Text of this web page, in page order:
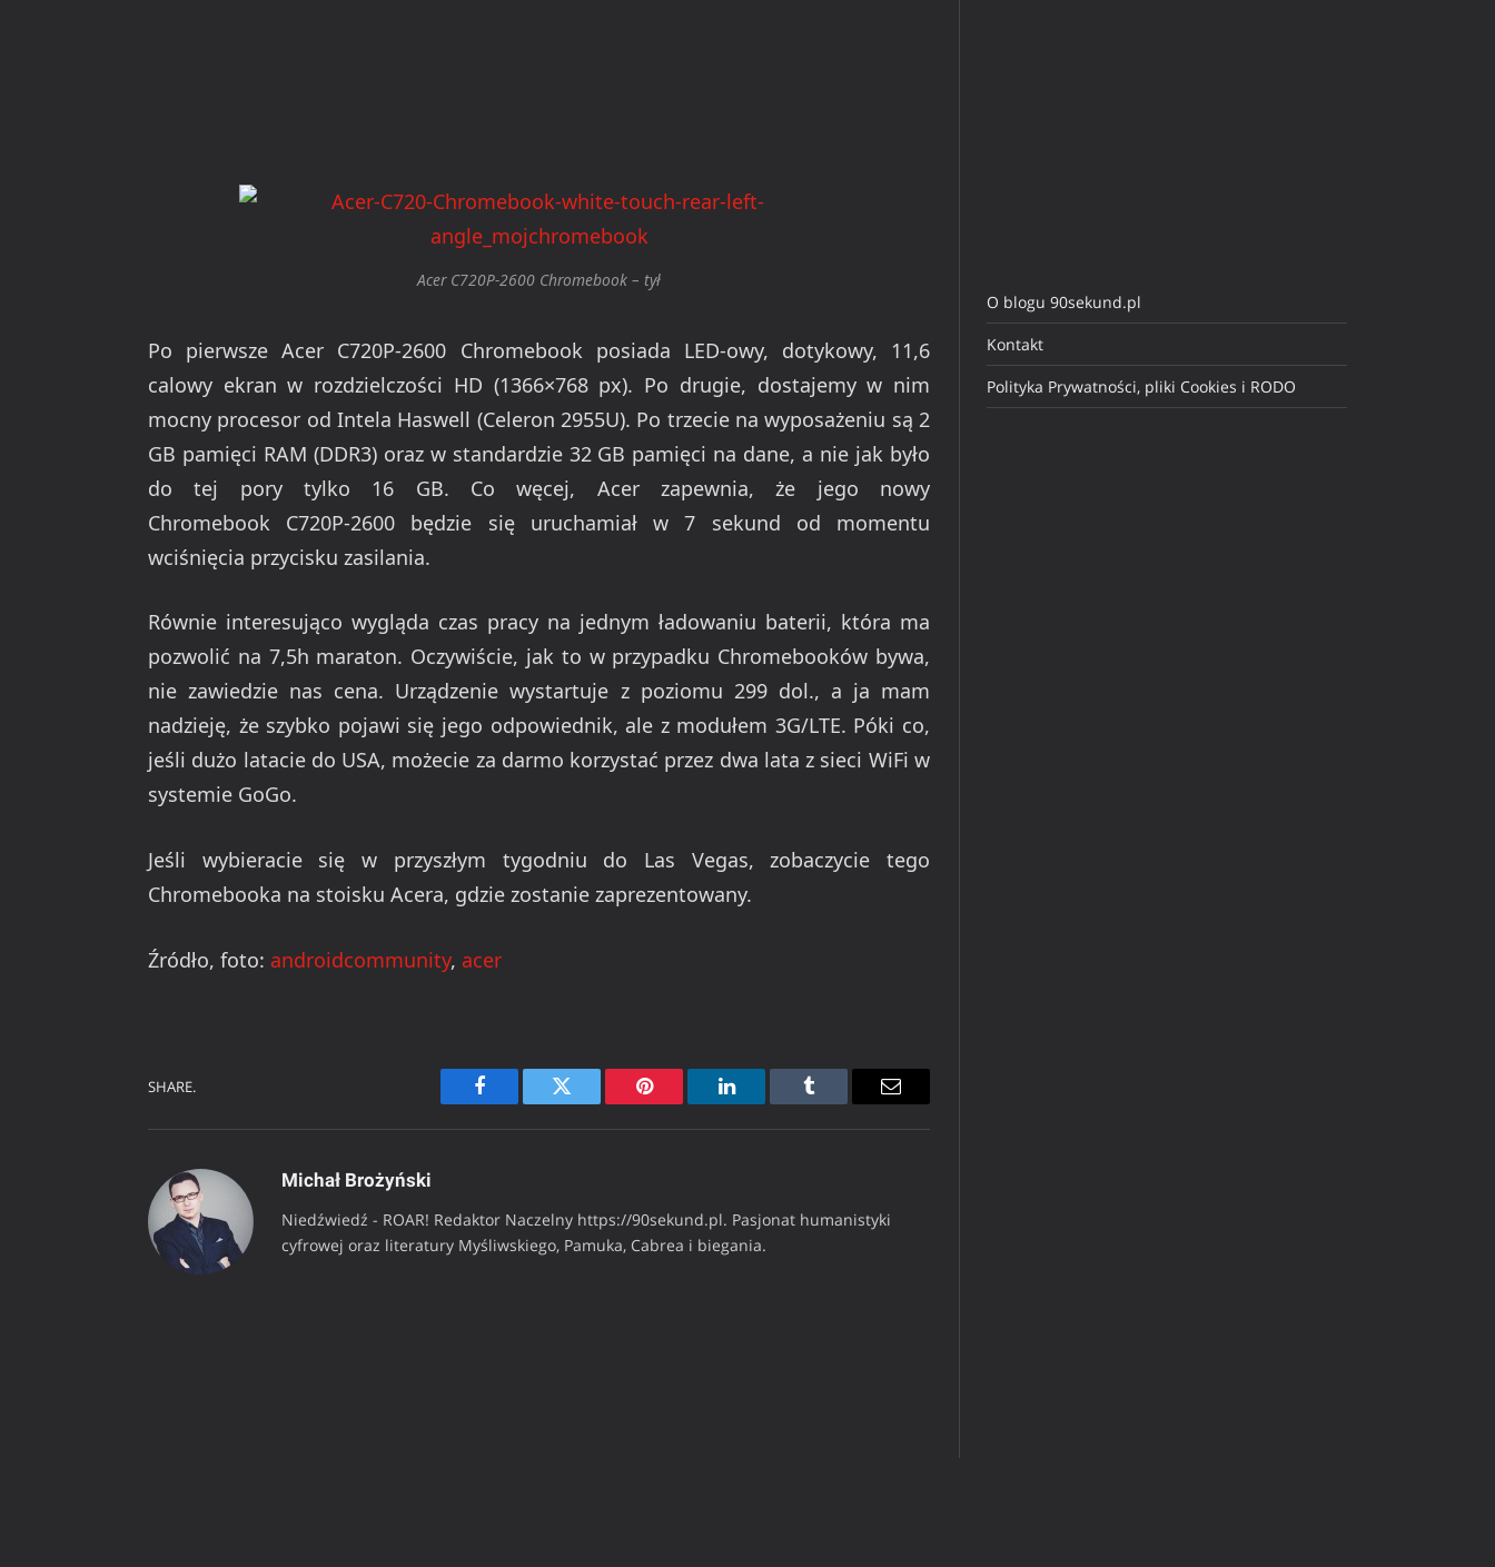
Acer C720P-2600 Chromebook – tył
Po pierwsze Acer C720P-2600 Chromebook posiada LED-owy, dotykowy, 11,6
calowy ekran w rozdzielczości HD (1366×768 px). Po drugie, dostajemy w nim
mocny procesor od Intela Haswell (Celeron 2955U). Po trzecie na wyposażeniu są 2
GB pamięci RAM (DDR3) oraz w standardzie 32 GB pamięci na dane, a nie jak było
do tej pory tylko 16 GB. Co węcej, Acer zapewnia, że jego nowy
Chromebook C720P-2600 będzie się uruchamiał w 7 sekund od momentu
wciśnięcia przycisku zasilania.
Równie interesująco wygląda czas pracy na jednym ładowaniu baterii, która ma
pozwolić na 7,5h maraton. Oczywiście, jak to w przypadku Chromebooków bywa,
nie zawiedzie nas cena. Urządzenie wystartuje z poziomu 299 dol., a ja mam
nadzieję, że szybko pojawi się jego odpowiednik, ale z modułem 3G/LTE. Póki co,
jeśli dużo latacie do USA, możecie za darmo korzystać przez dwa lata z sieci WiFi w
systemie GoGo.
Jeśli wybieracie się w przyszłym tygodniu do Las Vegas, zobaczycie tego
Chromebooka na stoisku Acera, gdzie zostanie zaprezentowany.
Źródło, foto: androidcommunity, acer
SHARE.
Facebook Twitter Pinterest LinkedIn Tumblr Email
Michał Brożyński
Niedźwiedź - ROAR! Redaktor Naczelny https://90sekund.pl. Pasjonat humanistyki
cyfrowej oraz literatury Myśliwskiego, Pamuka, Cabrea i biegania.
O blogu 90sekund.pl
Kontakt
Polityka Prywatności, pliki Cookies i RODO